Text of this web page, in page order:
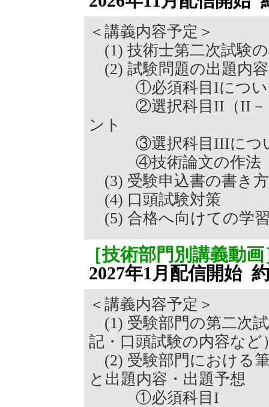
＜講義内容予定＞
(1) 技術士第二次試験
(2) 試験問題の出題内
①必須科目Iについ
②選択科目II（II－１
ント
③選択科目IIIについ
④技術論文の作法（
(3) 受験申込書の書き方
(4) 口頭試験対策
(5) 合格へ向けての学
［技術部門別講義動画
2027年1月配信開始
＜講義内容予定＞
(1) 受験部門の第二次
記・口頭試験の内容など
(2) 受験部門における
と出題内容・出題予想
①必須科目I